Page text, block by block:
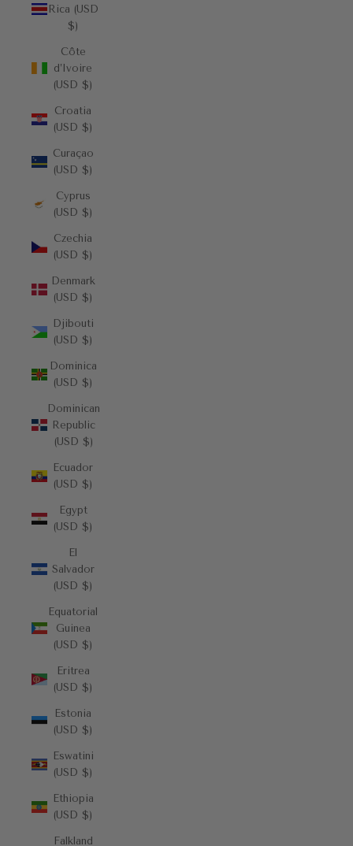
Rica (USD
$)
Côte
d’Ivoire
(USD $)
Croatia
(USD $)
Curaçao
(USD $)
Cyprus
(USD $)
Czechia
(USD $)
Denmark
(USD $)
Djibouti
(USD $)
Dominica
(USD $)
Dominican
Republic
(USD $)
Ecuador
(USD $)
Egypt
(USD $)
El
Salvador
(USD $)
Equatorial
Guinea
(USD $)
Eritrea
(USD $)
Estonia
(USD $)
Eswatini
(USD $)
Ethiopia
(USD $)
Falkland